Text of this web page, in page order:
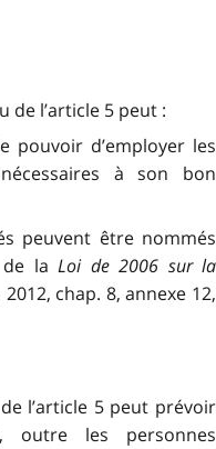
de l’article 5 peut :
d’employer les
à son bon
peuvent être nommés
de laLoi de 2006 sur la
chap. 8, annexe 12,
l’article 5 peut prévoir
outre les personnes